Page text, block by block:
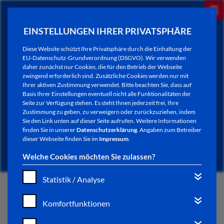
EINSTELLUNGEN IHRER PRIVATSPHÄRE
Diese Website schützt Ihre Privatsphäre durch die Einhaltung der
EU-Datenschutz-Grundverordnung (DSGVO). Wir verwenden
daher zunächst nur Cookies, die für den Betrieb der Webseite
zwingend erforderlich sind. Zusätzliche Cookies werden nur mit
Ihrer aktiven Zustimmung verwendet. Bitte beachten Sie, dass auf
Basis Ihrer Einstellungen eventuell nicht alle Funktionalitäten der
Seite zur Verfügung stehen. Es steht Ihnen jederzeit frei, Ihre
Zustimmung zu geben, zu verweigern oder zurückzuziehen, indem
Sie den Link unten auf dieser Seite aufrufen. Weitere Informationen
finden Sie in unsererDatenschutzerklärung. Angaben zum Betreiber
dieser Webseite finden Sie im Impressum.
Welche Cookies möchten Sie zulassen?
Statistik / Analyse
Komfortfunktionen
NEWSLETTER / CITY LETTER
START